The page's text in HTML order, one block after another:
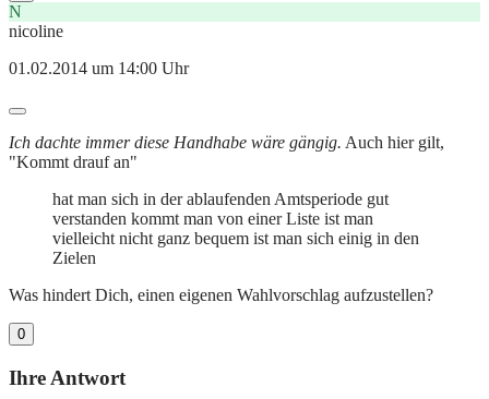
N
nicoline
01.02.2014 um 14:00 Uhr
Ich dachte immer diese Handhabe wäre gängig. Auch hier gilt,
"Kommt drauf an"
hat man sich in der ablaufenden Amtsperiode gut
verstanden kommt man von einer Liste ist man
vielleicht nicht ganz bequem ist man sich einig in den
Zielen
Was hindert Dich, einen eigenen Wahlvorschlag aufzustellen?
0
Ihre Antwort